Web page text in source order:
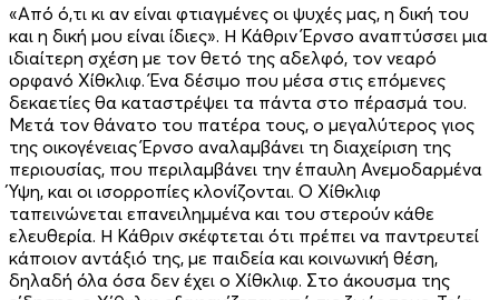
«Από ό,τι κι αν είναι φτιαγμένες οι ψυχές μας, η δική του
και η δική μου είναι ίδιες». Η Κάθριν Έρνσο αναπτύσσει μια
ιδιαίτερη σχέση με τον θετό της αδελφό, τον νεαρό
ορφανό Χίθκλιφ. Ένα δέσιμο που μέσα στις επόμενες
δεκαετίες θα καταστρέψει τα πάντα στο πέρασμά του.
Μετά τον θάνατο του πατέρα τους, ο μεγαλύτερος γιος
της οικογένειας Έρνσο αναλαμβάνει τη διαχείριση της
περιουσίας, που περιλαμβάνει την έπαυλη Ανεμοδαρμένα
Ύψη, και οι ισορροπίες κλονίζονται. Ο Χίθκλιφ
ταπεινώνεται επανειλημμένα και του στερούν κάθε
ελευθερία. Η Κάθριν σκέφτεται ότι πρέπει να παντρευτεί
κάποιον αντάξιό της, με παιδεία και κοινωνική θέση,
δηλαδή όλα όσα δεν έχει ο Χίθκλιφ. Στο άκουσμα της